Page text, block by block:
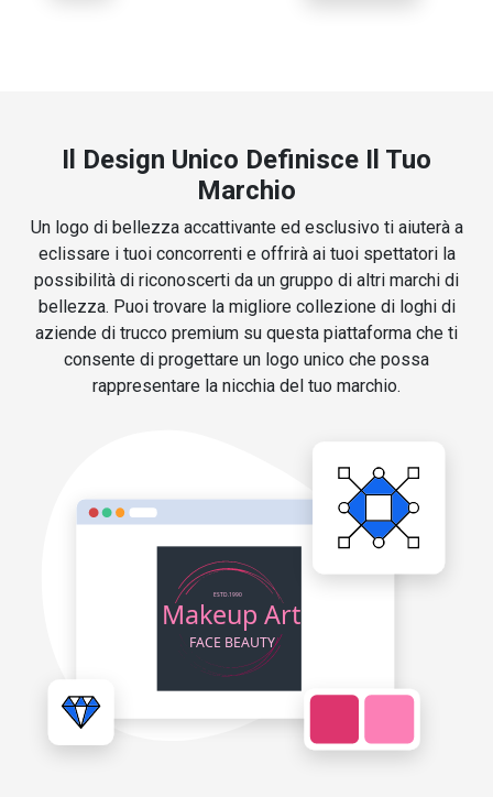
Il Design Unico Definisce Il Tuo
Marchio
Un logo di bellezza accattivante ed esclusivo ti aiuterà a
eclissare i tuoi concorrenti e offrirà ai tuoi spettatori la
possibilità di riconoscerti da un gruppo di altri marchi di
bellezza. Puoi trovare la migliore collezione di loghi di
aziende di trucco premium su questa piattaforma che ti
consente di progettare un logo unico che possa
rappresentare la nicchia del tuo marchio.